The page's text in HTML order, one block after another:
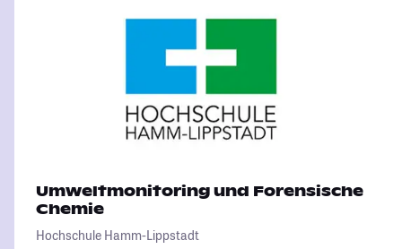
Umweltmonitoring und Forensische
Chemie
Hochschule Hamm-Lippstadt